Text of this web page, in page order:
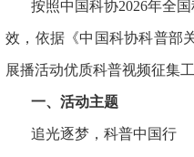
按照中国科协2026年全
效，依据《中国科协科普部
展播活动优质科普视频征集
一、活动主题
追光逐梦，科普中国行